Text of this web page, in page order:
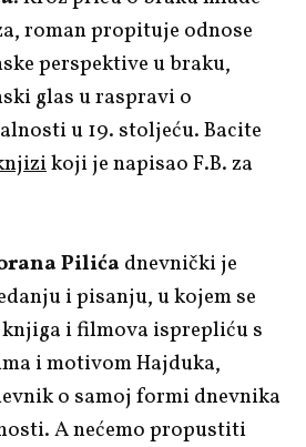
roman propituje odnose
perspektive u braku,
glas u raspravi o
u 19. stoljeću. Bacite
koji je napisao F.B. za
Pilićadnevnički je
i pisanju, u kojem se
i filmova isprepliću s
i motivom Hajduka,
o samoj formi dnevnika
A nećemo propustiti